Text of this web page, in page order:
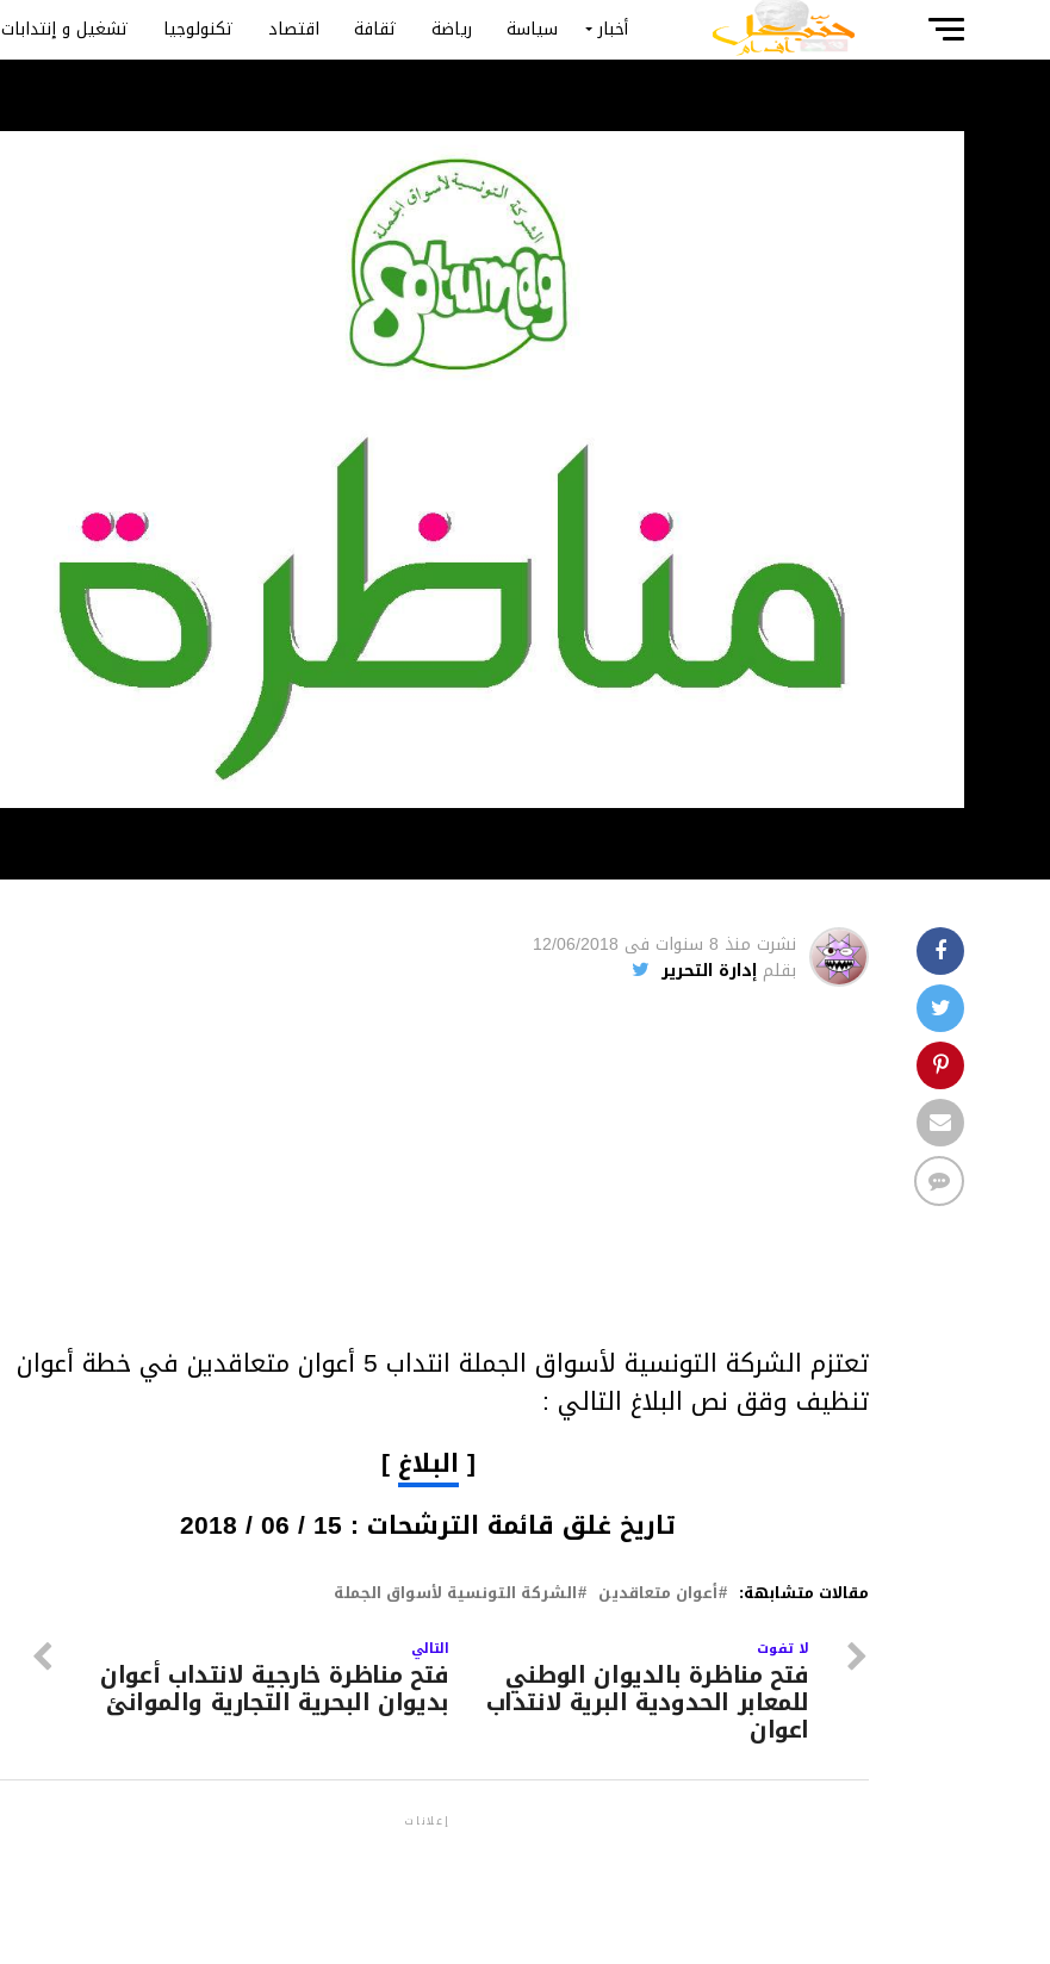
أخبار سياسة رياضة ثقافة اقتصاد تكنولوجيا تشغيل و إنتدابات
نشرت منذ 8 سنوات فى 12/06/2018
بقلم إدارة التحرير
تعتزم الشركة التونسية لأسواق الجملة انتداب 5 أعوان متعاقدين في خطة أعوان
تنظيف وقق نص البلاغ التالي :
[ البلاغ ]
تاريخ غلق قائمة الترشحات : 15 / 06 / 2018
مقالات متشابهة: أعوان متعاقدين الشركة التونسية لأسواق الجملة
التالي
فتح مناظرة خارجية لانتداب أعوان
بديوان البحرية التجارية والموانئ
لا تفوت
فتح مناظرة بالديوان الوطني
للمعابر الحدودية البرية لانتداب
اعوان
إعلانات